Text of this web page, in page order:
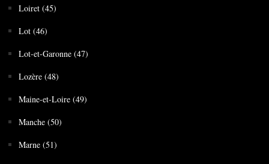
Loiret (45)
Lot (46)
Lot-et-Garonne (47)
Lozère (48)
Maine-et-Loire (49)
Manche (50)
Marne (51)